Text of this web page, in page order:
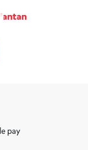
dans la
aux vertus
pour la
au goût
pay